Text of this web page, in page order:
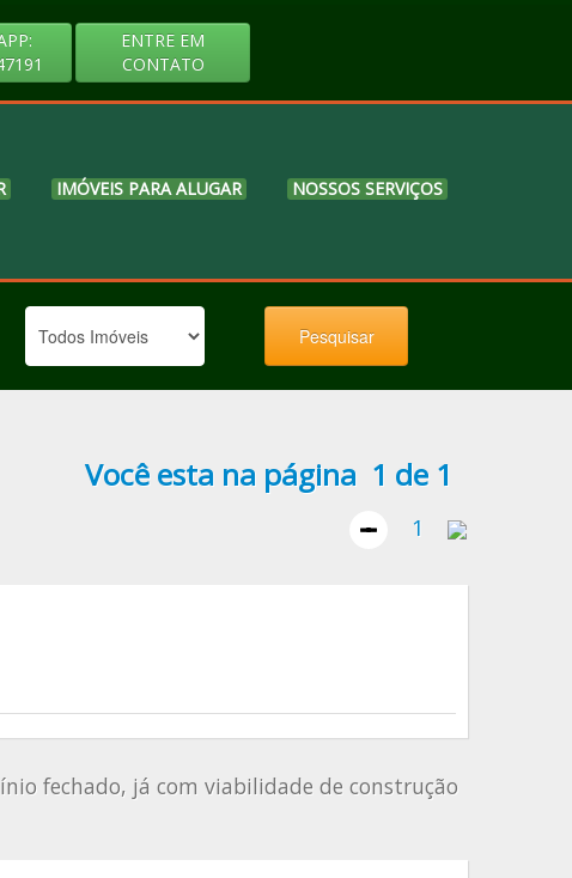
ENTRE EM
CONTATO
IMÓVEIS PARA ALUGAR NOSSOS SERVIÇOS
Você esta na página 1 de 1
1
fechado, já com viabilidade de construção